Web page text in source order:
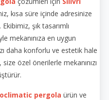
kısa süre içinde adresinize
şık tasarımlı
mekanınıza en uygun
daha konforlu ve estetik hale
özel önerilerle mekanınızı
pergola ürün ve